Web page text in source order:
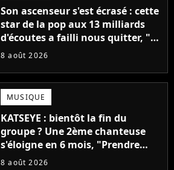
Son ascenseur s'est écrasé : cette
star de la pop aux 13 milliards
d'écoutes a failli nous quitter, "Je
pensais ne plus jamais chanter"
8 août 2026
MUSIQUE
KATSEYE : bientôt la fin du
groupe ? Une 2ème chanteuse
s'éloigne en 6 mois, "Prendre
cette décision n’a pas été facile"
8 août 2026